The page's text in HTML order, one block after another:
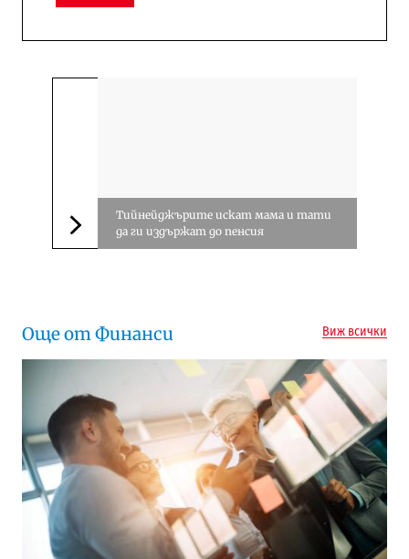
Следваща новина
Тийнейджърите искат мама и тати
да ги издържат до пенсия
Още от Финанси Виж всички